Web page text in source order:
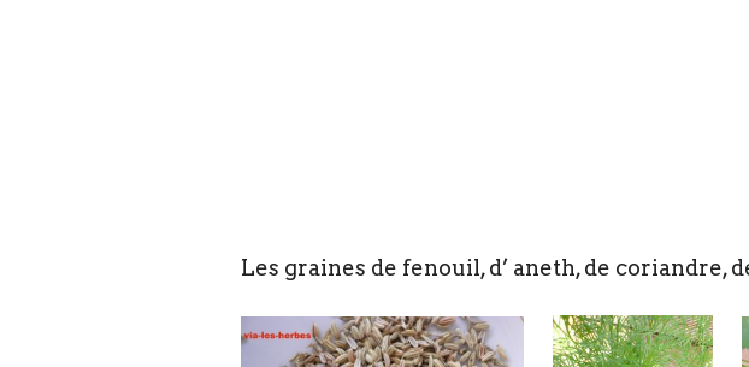
Les graines de fenouil, d’ aneth, de coriandre,